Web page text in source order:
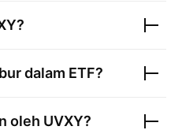
?
dalam ETF?
oleh UVXY?